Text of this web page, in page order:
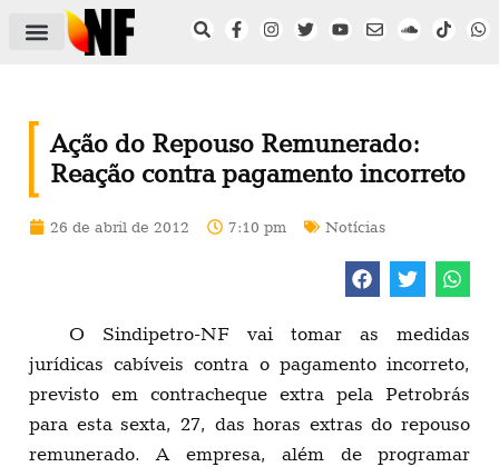
Ação do Repouso Remunerado:
Reação contra pagamento incorreto
26 de abril de 2012 7:10 pm Notícias
O Sindipetro-NF vai tomar as medidas
jurídicas cabíveis contra o pagamento incorreto,
previsto em contracheque extra pela Petrobrás
para esta sexta, 27, das horas extras do repouso
remunerado. A empresa, além de programar